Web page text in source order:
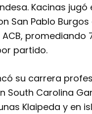
Kacinas
San Pablo
promediando
partido.
su carrera
South Carolina
Klaipeda y en